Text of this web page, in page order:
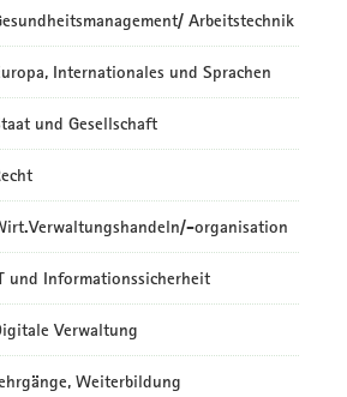
Arbeitstechnik
Internationales und Sprachen
und Gesellschaft
organisation
und Informationssicherheit
Verwaltung
Weiterbildung